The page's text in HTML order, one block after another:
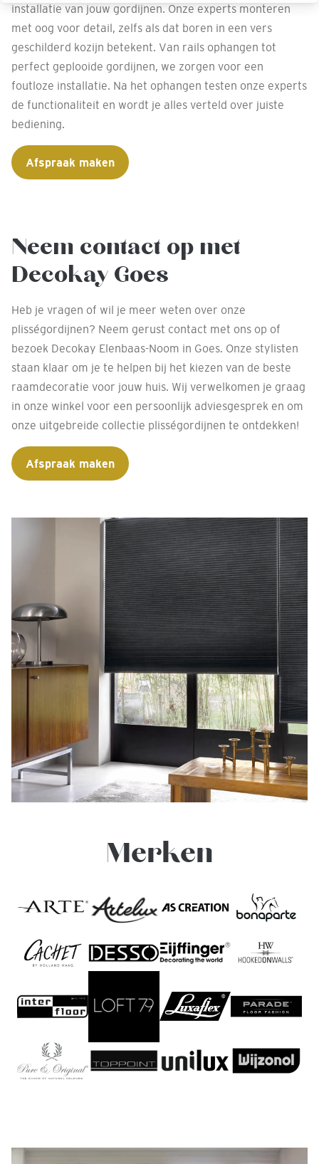
installatie van jouw gordijnen. Onze experts monteren
met oog voor detail, zelfs als dat boren in een vers
geschilderd kozijn betekent. Van rails ophangen tot
perfect geplooide gordijnen, we zorgen voor een
foutloze installatie. Na het ophangen testen onze experts
de functionaliteit en wordt je alles verteld over juiste
bediening.
Afspraak maken
Neem contact op met
Decokay Goes
Heb je vragen of wil je meer weten over onze
plisségordijnen? Neem gerust contact met ons op of
bezoek Decokay Elenbaas-Noom in Goes. Onze stylisten
staan klaar om je te helpen bij het kiezen van de beste
raamdecoratie voor jouw huis. Wij verwelkomen je graag
in onze winkel voor een persoonlijk adviesgesprek en om
onze uitgebreide collectie plisségordijnen te ontdekken!
Afspraak maken
Merken